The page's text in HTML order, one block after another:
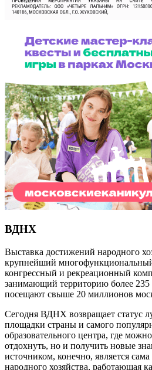
ВДНХ
Выставка достижений народного
крупнейший
конгрессный и рекреационный
занимающий территорию более 235
посещают свыше 20 миллионов
Сегодня ВДНХ возвращает статус
площадки страны и самого
образовательного центра, где
отдохнуть, но и получить новые
источником, конечно, является
народного хозяйства, работающая